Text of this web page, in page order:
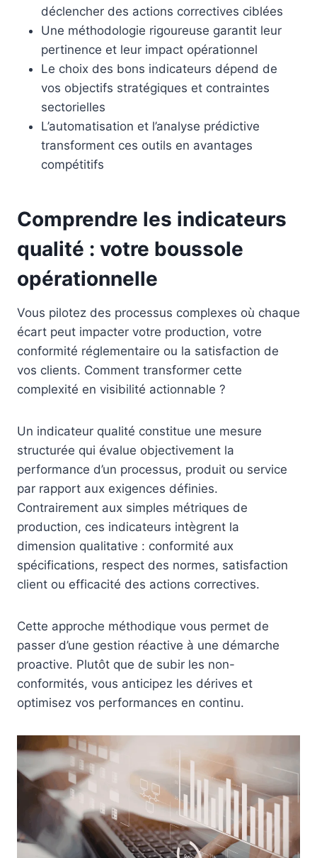
déclencher des actions correctives ciblées
Une méthodologie rigoureuse garantit leur
pertinence et leur impact opérationnel
Le choix des bons indicateurs dépend de
vos objectifs stratégiques et contraintes
sectorielles
L’automatisation et l’analyse prédictive
transforment ces outils en avantages
compétitifs
Comprendre les indicateurs
qualité : votre boussole
opérationnelle
Vous pilotez des processus complexes où chaque
écart peut impacter votre production, votre
conformité réglementaire ou la satisfaction de
vos clients. Comment transformer cette
complexité en visibilité actionnable ?
Un indicateur qualité constitue une mesure
structurée qui évalue objectivement la
performance d’un processus, produit ou service
par rapport aux exigences définies.
Contrairement aux simples métriques de
production, ces indicateurs intègrent la
dimension qualitative : conformité aux
spécifications, respect des normes, satisfaction
client ou efficacité des actions correctives.
Cette approche méthodique vous permet de
passer d’une gestion réactive à une démarche
proactive. Plutôt que de subir les non-
conformités, vous anticipez les dérives et
optimisez vos performances en continu.